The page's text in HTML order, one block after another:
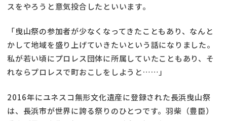
スをやろうと意気投合したといいます。
「曳山祭の参加者が少なくなってきたこともあり、なんと
かして地域を盛り上げていきたいという話になりました。
私が若い頃にプロレス団体に所属していたこともあり、そ
れならプロレスで町おこしをしようと……」
2016年にユネスコ無形文化遺産に登録された長浜曳山祭
は、長浜市が世界に誇る祭りのひとつです。羽柴（豊臣）